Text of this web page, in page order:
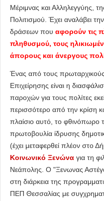
Μέριμνας και Αλληλεγγύης,
Πολιτισμού. Έχει αναλάβει
δράσεων που αφορούν τις
πληθυσμού, τους
άπορους και άνεργους
Ένας από τους
Επιχείρησης είναι η
παροχών για τους πολίτες
περισσότερο από την κρίση
πλαίσιο αυτό, το φθινόπωρο
πρωτοβουλία ίδρυσης
(έχει μεταφερθεί πλέον στο
Κοινωνικό Ξενώνα για τη
Νεάπολης. Ο "Ξενωνας
στη διάρκεια της
ΠΕΠ Θεσσαλίας με